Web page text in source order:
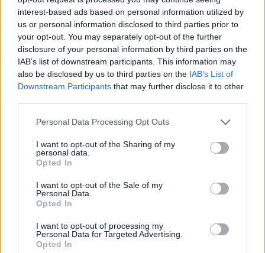
interest-based ads based on personal information utilized by
us or personal information disclosed to third parties prior to
your opt-out. You may separately opt-out of the further
disclosure of your personal information by third parties on the
IAB’s list of downstream participants. This information may
also be disclosed by us to third parties on the IAB’s List of
Downstream Participants that may further disclose it to other
Personal Data Processing Opt Outs
I want to opt-out of the Sharing of my
personal data.
Opted In
I want to opt-out of the Sale of my
Personal Data.
Opted In
I want to opt-out of processing my
Personal Data for Targeted Advertising.
Opted In
6/1: Eutelsat W3A (7E): Show TV HD
V paketu Digiturk začal na freq. 10845/H (SR 30000, FEC 5/6, DVB-S2/
začal testovat program Show TV HD. CA Irdeto + CryptoWorks
5/1: Thor 5 (0,8W): Rush HD
Na freq. 11785/H bylo ukončeno vysílání programu RUSH HD
5/1: Amos 3 (4W): AXN Crime, AXN Sci-Fi
Na freq. 11260/H (SR 27500, FEC 3/4) skončilo vysílání stanic AXN CRIME,
5/1: Amos 3 (4W): Echo TV, Hálózat TV
V paketu T-Home bylo na freq. 10723/V ukončeno šíření programů ECHO TV,
4/1: Hot Bird (13E): KidsCo, Movies 24 Eastern Europe
V paketu N bylo na kmit. 10834/V (SR 27500, FEC 3/4, DVB-S2/8PSK)
4/1: Eutelsat W3A (7E): Jolly Tatil TV, Yacht & Sail
International
programů JOLLY TATIL TV, YACHT & SAIL INTERNATIONAL
4/1: Eutelsat W3A (7E): BJK TV